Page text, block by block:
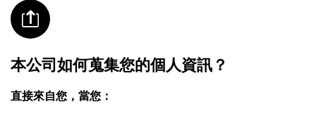
本公司如何蒐集您的個人資訊？
直接來自您，當您：